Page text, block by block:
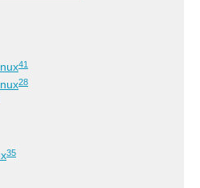
41
28
35